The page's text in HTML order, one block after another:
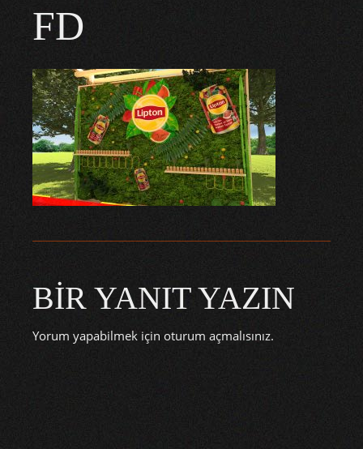
FD
BIR YANIT YAZIN
Yorum yapabilmek içinoturum açmalısınız.